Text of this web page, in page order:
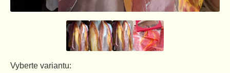
Vyberte variantu: